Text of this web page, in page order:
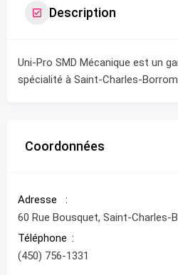
Description
Uni-Pro SMD Mécanique est un
spécialité à Saint-Charles-
Coordonnées
Adresse
60 Rue Bousquet, Saint-Charles-
Téléphone
(450) 756-1331